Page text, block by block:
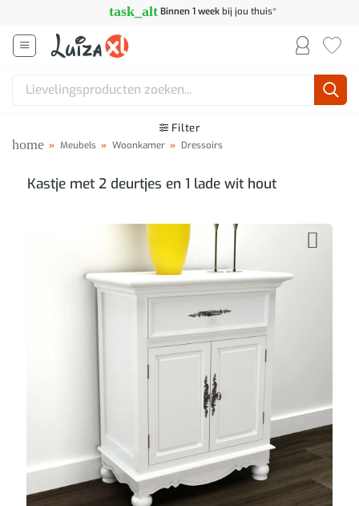
inhoud
task_alt Binnen 1 weekbij jou thuis*
Zoeken
Filter
home » Meubels » Woonkamer » Dressoirs
Kastje met 2 deurtjes en 1 lade wit hout